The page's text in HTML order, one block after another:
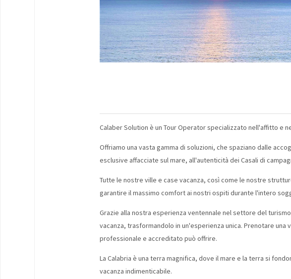
Calaber Solution è un Tour Operator specializzato nell'affitto e
Offriamo una vasta gamma di soluzioni, che spaziano dalle
esclusive affacciate sul mare, all'autenticità dei Casali di
Tutte le nostre ville e case vacanza, così come le nostre
garantire il massimo comfort ai nostri ospiti durante l'intero
Grazie alla nostra esperienza ventennale nel settore del
vacanza, trasformandolo in un'esperienza unica. Prenotare
professionale e accreditato può offrire.
La Calabria è una terra magnifica, dove il mare e la terra si
vacanza indimenticabile.